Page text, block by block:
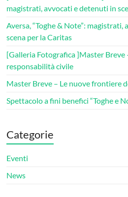
magistrati, avvocati e detenuti in
Aversa, “Toghe & Note”:
scena per la Caritas
[Galleria Fotografica ]Master
responsabilità civile
Master Breve – Le nuove frontiere
Spettacolo a fini benefici “Toghe e
Categorie
Eventi
News